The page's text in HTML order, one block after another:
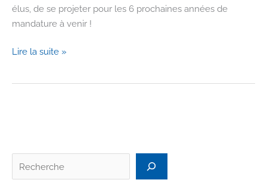
élus, de se projeter pour les 6 prochaines années de
mandature à venir !
Présentation
de
l’Auxois
Lire la suite »